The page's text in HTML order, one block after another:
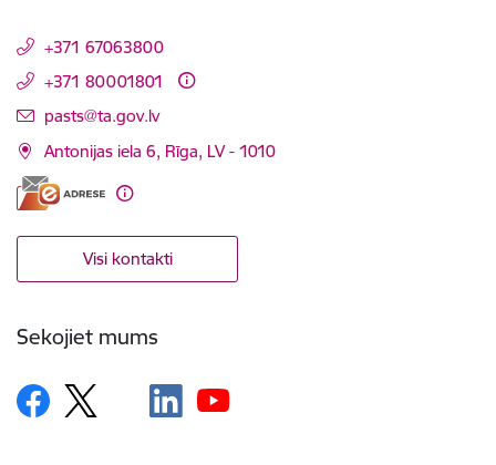
+371 67063800
+371 80001801
E-pasts:
pasts@ta.gov.lv
Antonijas iela 6, Rīga, LV - 1010
Visi kontakti
Sekojiet mums